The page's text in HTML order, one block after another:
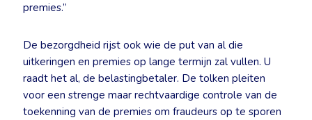
premies.”
De bezorgdheid rijst ook wie de put van al die
uitkeringen en premies op lange termijn zal vullen. U
raadt het al, de belastingbetaler. De tolken pleiten
voor een strenge maar rechtvaardige controle van de
toekenning van de premies om fraudeurs op te sporen